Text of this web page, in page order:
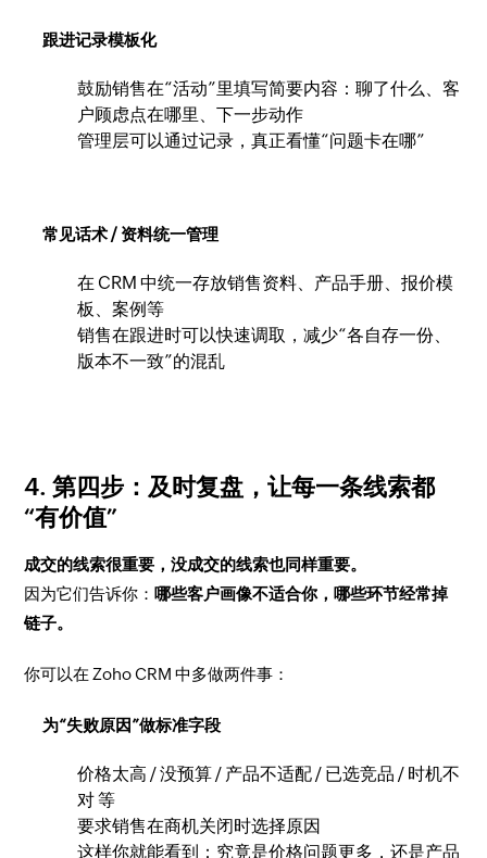
跟进记录模板化
鼓励销售在“活动”里填写简要内容：聊了什么、客
户顾虑点在哪里、下一步动作
管理层可以通过记录，真正看懂“问题卡在哪”
常见话术 / 资料统一管理
在 CRM 中统一存放销售资料、产品手册、报价模
板、案例等
销售在跟进时可以快速调取，减少“各自存一份、
版本不一致”的混乱
4. 第四步：及时复盘，让每一条线索都
“有价值”
成交的线索很重要，没成交的线索也同样重要。
因为它们告诉你：哪些客户画像不适合你，哪些环节经常掉
链子。
你可以在 Zoho CRM 中多做两件事：
为“失败原因”做标准字段
价格太高 / 没预算 / 产品不适配 / 已选竞品 / 时机不
对 等
要求销售在商机关闭时选择原因
这样你就能看到：究竟是价格问题更多，还是产品